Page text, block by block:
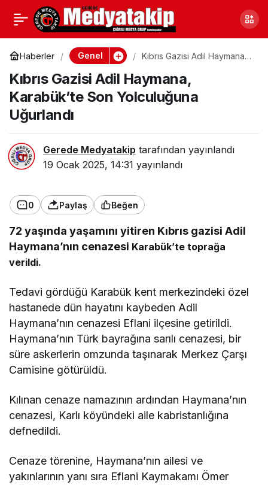
Haberler Genel
Kıbrıs Gazisi Adil Haymana,
Uğurlandı
Kıbrıs Gazisi Adil Haymana,
Karabük’te Son Yolculuğuna
Uğurlandı
Gerede Medyatakip tarafından yayınlandı
19 Ocak 2025, 14:31 yayınlandı
0 Paylaş Beğen
72 yaşında yaşamını yitiren Kıbrıs gazisi Adil
Haymana’nın cenazesi Karabük’te toprağa
verildi.
Tedavi gördüğü Karabük kent merkezindeki özel
hastanede dün hayatını kaybeden Adil
Haymana’nın cenazesi Eflani ilçesine getirildi.
Haymana’nın Türk bayrağına sarılı cenazesi, bir
süre askerlerin omzunda taşınarak Merkez Çarşı
Camisine götürüldü.
Kılınan cenaze namazının ardından Haymana’nın
cenazesi, Karlı köyündeki aile kabristanlığına
defnedildi.
Cenaze törenine, Haymana’nın ailesi ve
yakınlarının yanı sıra Eflani Kaymakamı Ömer
Zonguldak’ta Islah
Edecekler
Paylaş